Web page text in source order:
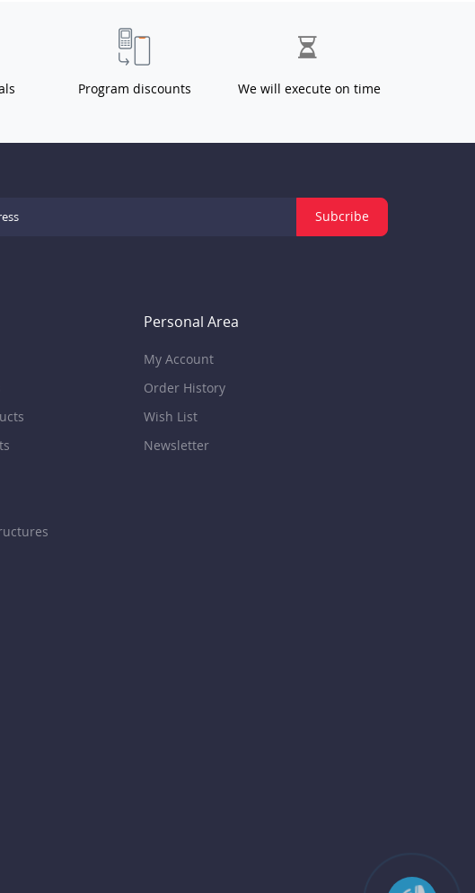
Program discounts We will execute on time
Subcribe
Personal Area
My Account
Order History
Wish List
Newsletter